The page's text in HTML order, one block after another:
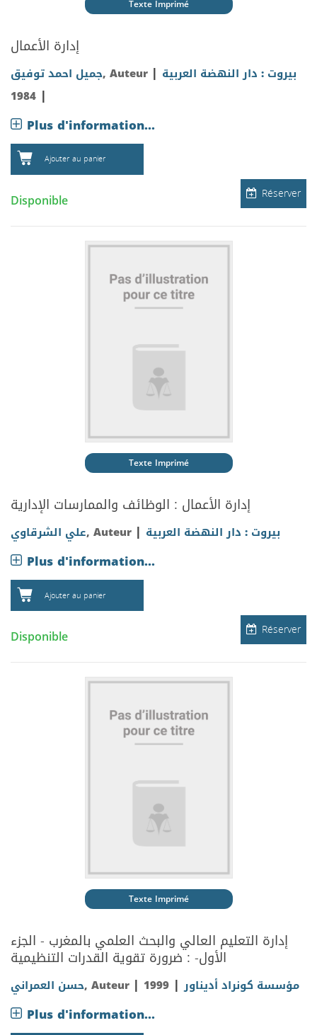
Texte Imprimé
إدارة الأعمال
جميل احمد توفيق, Auteur | بيروت : دار النهضة العربية
|
1984
Plus d'information...
Ajouter au panier
Réserver
Disponible
Texte Imprimé
إدارة الأعمال : الوظائف والممارسات الإدارية
علي الشرقاوي, Auteur | بيروت : دار النهضة العربية
Plus d'information...
Ajouter au panier
Réserver
Disponible
Texte Imprimé
إدارة التعليم العالي والبحث العلمي بالمغرب - الجزء
الأول- : ضرورة تقوية القدرات التنظيمية
حسن العمراني, Auteur | مؤسسة كونراد أديناور|
1999
Plus d'information...